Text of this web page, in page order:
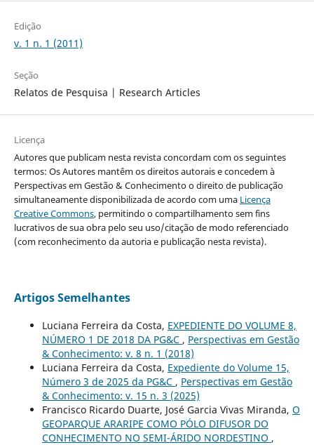
Edição
v. 1 n. 1 (2011)
Seção
Relatos de Pesquisa | Research Articles
Licença
Autores que publicam nesta revista concordam com os seguintes
termos: Os Autores mantêm os direitos autorais e concedem à
Perspectivas em Gestão & Conhecimento o direito de publicação
simultaneamente disponibilizada de acordo com uma Licença
Creative Commons, permitindo o compartilhamento sem fins
lucrativos de sua obra pelo seu uso/citação de modo referenciado
(com reconhecimento da autoria e publicação nesta revista).
Artigos Semelhantes
Luciana Ferreira da Costa, EXPEDIENTE DO VOLUME 8,
NÚMERO 1 DE 2018 DA PG&C , Perspectivas em Gestão
& Conhecimento: v. 8 n. 1 (2018)
Luciana Ferreira da Costa, Expediente do Volume 15,
Número 3 de 2025 da PG&C , Perspectivas em Gestão
& Conhecimento: v. 15 n. 3 (2025)
Francisco Ricardo Duarte, José Garcia Vivas Miranda, O
GEOPARQUE ARARIPE COMO PÓLO DIFUSOR DO
CONHECIMENTO NO SEMI-ÁRIDO NORDESTINO ,